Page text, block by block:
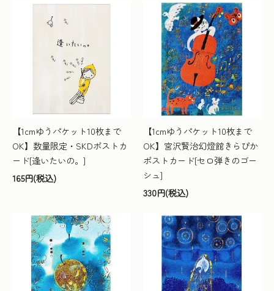
【1cmゆうパケット10枚まで
OK】数量限定・SKDポストカ
ード[逢いたいの。]
165円(税込)
【1cmゆうパケット10枚まで
OK】宮沢賢治幻燈館きらぴか
ポストカード[セロ弾きのゴー
シュ]
330円(税込)